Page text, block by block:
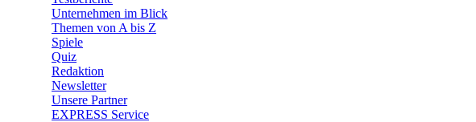
Unternehmen im Blick
Themen von A bis Z
Spiele
Quiz
Redaktion
Newsletter
Unsere Partner
EXPRESS Service